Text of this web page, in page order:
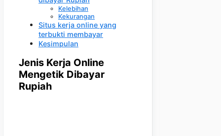
Kelebihan
Kekurangan
Situs kerja online yang
terbukti membayar
Kesimpulan
Jenis Kerja Online
Mengetik Dibayar
Rupiah